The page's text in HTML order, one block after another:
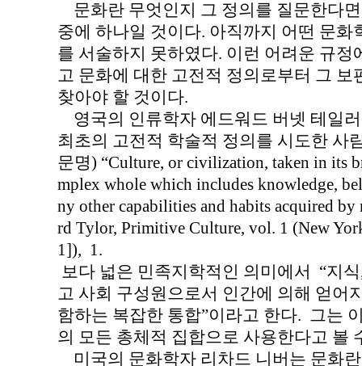
문화란 무엇인지 그 정의를 질문한다
중에 하나일 것이다. 아직까지 어떤 문
를 서술하지 못하였다. 이런 어려운 규
고 문화에 대한 고전적 정의로부터 그
찾아야 할 것이다.
영국의 인류학자 에드워드 버넷 테일
최초의 고전적 학술적 정의를 시도한 사
문명) “Culture, or civilization, taken in its
mplex whole which includes knowledge,
ny other capabilities and habits acquired by
rd Tylor, Primitive Culture, vol. 1 (New
1]), 1.
보다 넓은 민족지학적인 의미에서 “지
고 사회 구성원으로서 인간에 의해 얻어
함하는 복잡한 통합”이라고 한다. 그는
의 모든 총체적 집합으로 사용한다고 볼
미국의 문화학자 리차드 니버는 문화